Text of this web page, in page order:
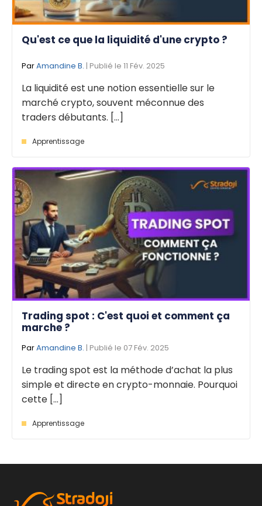
Qu'est ce que la liquidité d'une crypto ?
ParAmandine B. | Publié le 11 Fév. 2025
La liquidité est une notion essentielle sur le
marché crypto, souvent méconnue des
traders débutants. [...]
Apprentissage
Trading spot : C'est quoi et comment ça
marche ?
ParAmandine B. | Publié le 07 Fév. 2025
Le trading spot est la méthode d’achat la plus
simple et directe en crypto-monnaie. Pourquoi
cette [...]
Apprentissage